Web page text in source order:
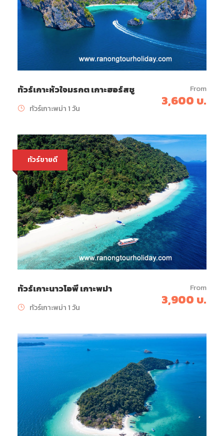
ทัวร์เกาะหัวใจมรกต เกาะฮอร์สชู From
3,600 บ.
ทัวร์เกาะพม่า 1 วัน
ทัวร์ขายดี
ทัวร์เกาะนาวโอพี เกาะพม่า From
3,900 บ.
ทัวร์เกาะพม่า 1 วัน